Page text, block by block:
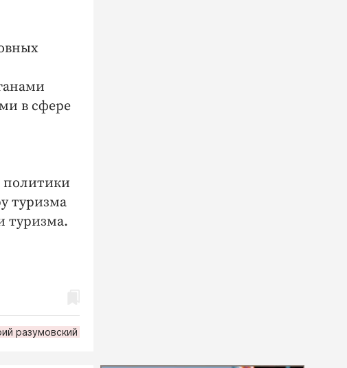
в сфере
политики
туризма
туризма.
разумовский